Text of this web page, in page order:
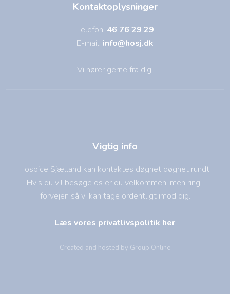
Kontaktoplysninger
Telefon: 46 76 29 29
E-mail: info@hosj.dk
Vi hører gerne fra dig.
Vigtig info
Hospice Sjælland kan kontaktes døgnet døgnet rundt.
Hvis du vil besøge os er du velkommen, men ring i
forvejen så vi kan tage ordentligt imod dig.
Læs vores privatlivspolitik her
Created and hosted by Group Online